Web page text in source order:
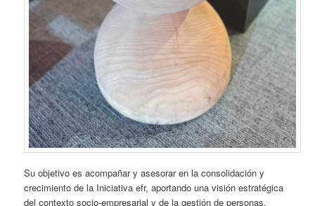
Su objetivo es acompañar y asesorar en la consolidación y
crecimiento de la Iniciativa efr, aportando una visión estratégica
del contexto socio-empresarial y de la gestión de personas.